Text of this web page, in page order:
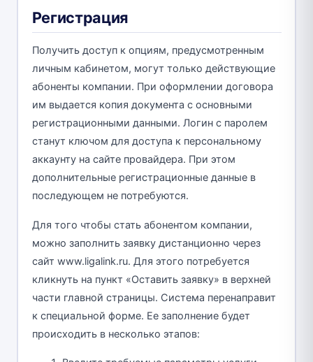
Регистрация
Получить доступ к опциям, предусмотренным
личным кабинетом, могут только действующие
абоненты компании. При оформлении договора
им выдается копия документа с основными
регистрационными данными. Логин с паролем
станут ключом для доступа к персональному
аккаунту на сайте провайдера. При этом
дополнительные регистрационные данные в
последующем не потребуются.
Для того чтобы стать абонентом компании,
можно заполнить заявку дистанционно через
сайт www.ligalink.ru. Для этого потребуется
кликнуть на пункт «Оставить заявку» в верхней
части главной страницы. Система перенаправит
к специальной форме. Ее заполнение будет
происходить в несколько этапов: